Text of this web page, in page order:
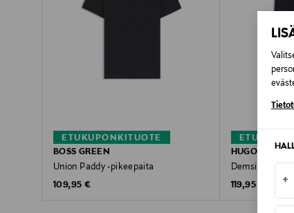
+
ETUKUPONKITUOTE
BOSS GREEN
Union Paddy -pikeepaita
Original Price
109,95 €
HUGO
Demsipant-
Original Price
119,95 €